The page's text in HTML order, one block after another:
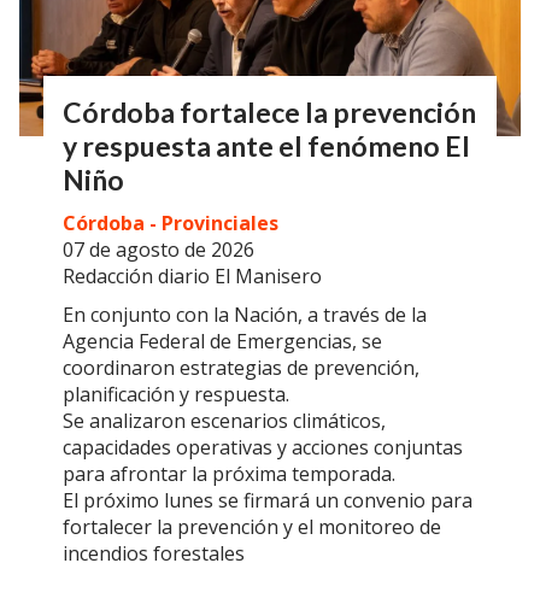
Córdoba fortalece la prevención
y respuesta ante el fenómeno El
Niño
Redacción diario El Manisero
Córdoba - Provinciales
07 de agosto de 2026
En conjunto con la Nación, a través de la
Agencia Federal de Emergencias, se
coordinaron estrategias de prevención,
planificación y respuesta.
Se analizaron escenarios climáticos,
capacidades operativas y acciones conjuntas
para afrontar la próxima temporada.
El próximo lunes se firmará un convenio para
fortalecer la prevención y el monitoreo de
incendios forestales